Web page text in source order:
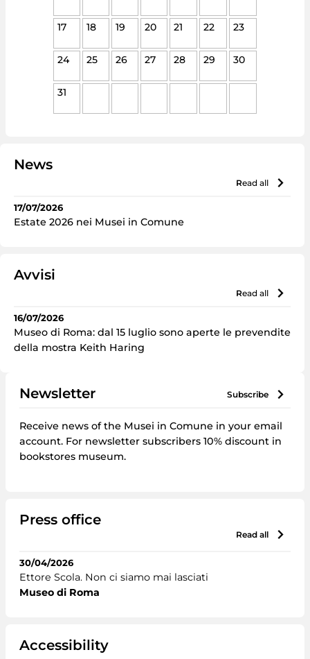
17 18 19 20 21 22 23
24 25 26 27 28 29 30
31
News
read all
17/07/2026
Estate 2026 nei Musei in Comune
Avvisi
read all
16/07/2026
Museo di Roma: dal 15 luglio sono aperte le prevendite
della mostra Keith Haring
Newsletter subscribe
Receive news of the Musei in Comune in your email
account. For newsletter subscribers 10% discount in
bookstores museum.
Press office
read all
30/04/2026
Ettore Scola. Non ci siamo mai lasciati
Museo di Roma
Accessibility